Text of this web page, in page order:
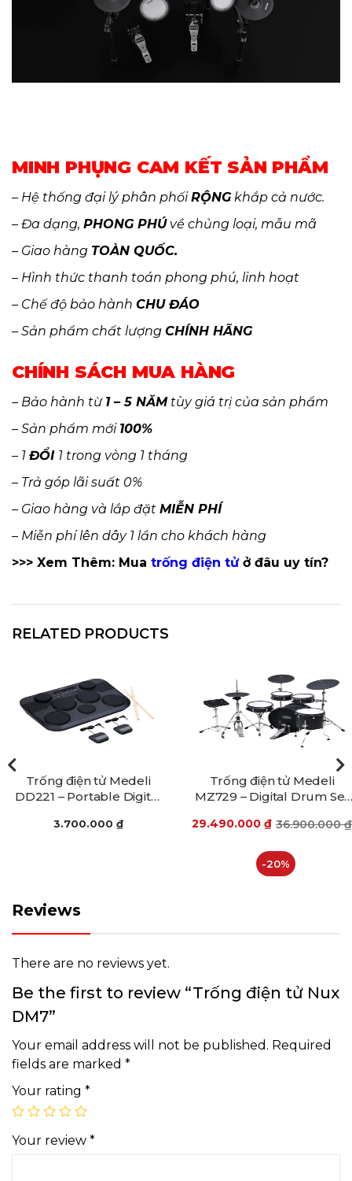
MINH PHỤNG CAM KẾT SẢN PHẨM
– Hệ thống đại lý phân phốiRỘNGkhắp cả nước.
– Đa dạng, PHONG PHÚvề chủng loại, mẫu mã
– Giao hàng TOÀN QUỐC.
– Hình thức thanh toán phong phú, linh hoạt
– Chế độ bảo hành CHU ĐÁO
– Sản phẩm chất lượng CHÍNH HÃNG
CHÍNH SÁCH MUA HÀNG
– Bảo hành từ 1 – 5 NĂMtùy giá trị của sản phẩm
– Sản phẩm mới 100%
– 1 ĐỔI 1 trong vòng 1 tháng
– Trả góp lãi suất 0%
– Giao hàng và lắp đặt MIỄN PHÍ
– Miễn phí lên dây 1 lần cho khách hàng
>>> Xem Thêm: Mua trống điện tửở đâu uy tín?
RELATED PRODUCTS
Trống điện tử Medeli
DD221 – Portable Digital
3.700.000 ₫
Trống điện tử Medeli
MZ729 – Digital Drum Set
29.490.000 ₫ 36.900.000₫
-20%
Reviews
There are no reviews yet.
Be the first to review “Trống điện tử Nux
DM7”
Your email address will not be published. Required
fields are marked *
Your rating *
Your review *